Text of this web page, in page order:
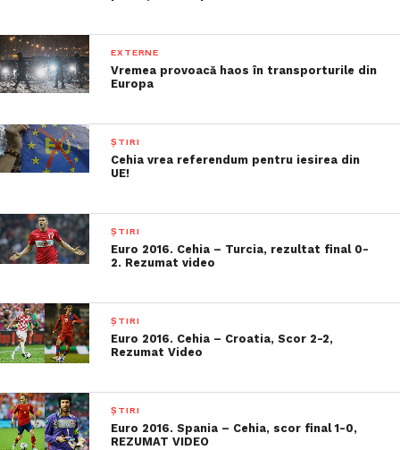
EXTERNE
Vremea provoacă haos în transporturile din
Europa
ȘTIRI
Cehia vrea referendum pentru iesirea din
UE!
ȘTIRI
Euro 2016. Cehia – Turcia, rezultat final 0-
2. Rezumat video
ȘTIRI
Euro 2016. Cehia – Croatia, Scor 2-2,
Rezumat Video
ȘTIRI
Euro 2016. Spania – Cehia, scor final 1-0,
REZUMAT VIDEO